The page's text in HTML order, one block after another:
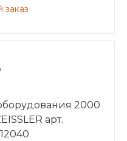
заказ
2000
арт.